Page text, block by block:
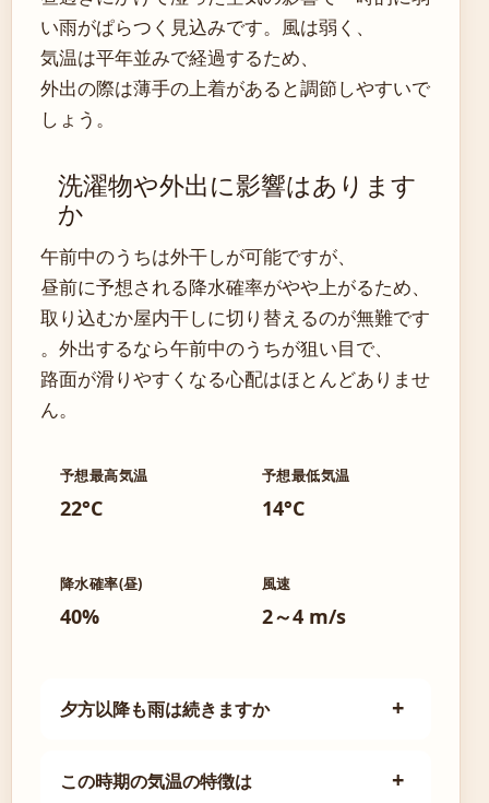
い雨がぱらつく見込みです。風は弱く、
気温は平年並みで経過するため、
外出の際は薄手の上着があると調節しやすいで
しょう。
洗濯物や外出に影響はあります
か
午前中のうちは外干しが可能ですが、
昼前に予想される降水確率がやや上がるため、
取り込むか屋内干しに切り替えるのが無難です
。外出するなら午前中のうちが狙い目で、
路面が滑りやすくなる心配はほとんどありませ
ん。
予想最高気温
22°C
予想最低気温
14°C
降水確率(昼)
40%
風速
2～4 m/s
夕方以降も雨は続きますか
この時期の気温の特徴は